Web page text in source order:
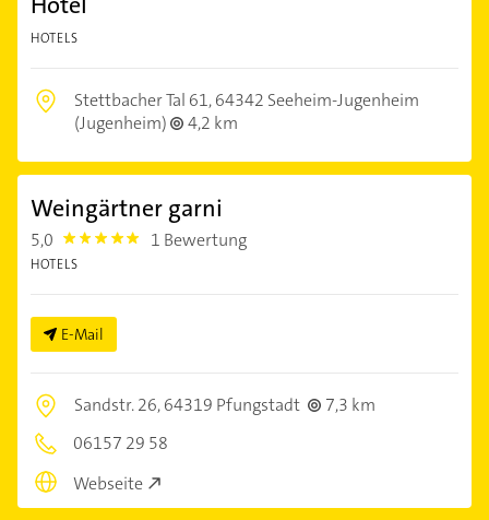
HOTELS
Stettbacher Tal 61,64342 Seeheim-Jugenheim
(Jugenheim)
4,2 km
Weingärtner garni
5,0 5.0 1 Bewertung
HOTELS
E-Mail
Sandstr. 26,64319 Pfungstadt
7,3 km
06157 29 58
Webseite